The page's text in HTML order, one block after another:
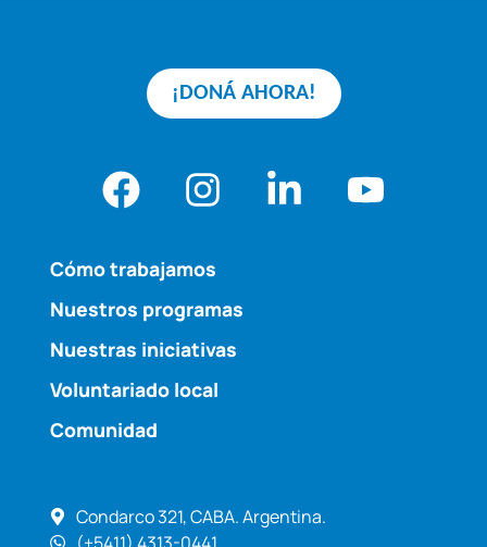
Cómo trabajamos
Nuestros programas
Nuestras iniciativas
Voluntariado local
Comunidad
Condarco 321, CABA. Argentina.
¡DONÁ AHORA!